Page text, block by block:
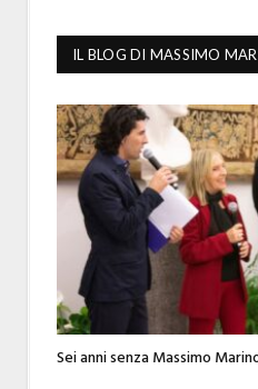
IL BLOG DI MASSIMO
Sei anni senza Massimo